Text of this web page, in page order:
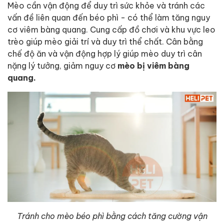
Mèo cần vận động để duy trì sức khỏe và tránh các
vấn đề liên quan đến béo phì - có thể làm tăng nguy
cơ viêm bàng quang. Cung cấp đồ chơi và khu vực leo
trèo giúp mèo giải trí và duy trì thể chất. Cân bằng
chế độ ăn và vận động hợp lý giúp mèo duy trì cân
nặng lý tưởng, giảm nguy cơ mèo bị viêm bàng
quang.
Tránh cho mèo béo phì bằng cách tăng cường vận